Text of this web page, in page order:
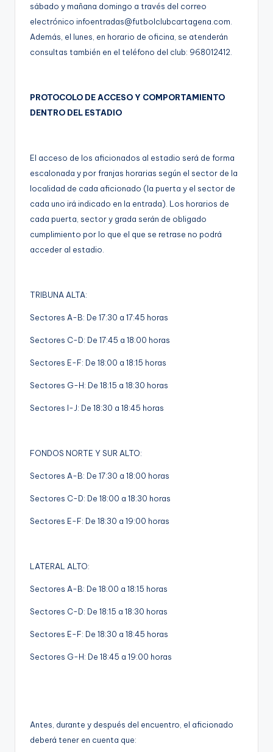
sábado y mañana domingo a través del correo
electrónico infoentradas@futbolclubcartagena.com
Además, el lunes, en horario de oficina, se atenderán
consultas también en el teléfono del club: 968012412.
PROTOCOLO DE ACCESO Y COMPORTAMIENTO
DENTRO DEL ESTADIO
El acceso de los aficionados al estadio será de forma
escalonada y por franjas horarias según el sector de la
localidad de cada aficionado (la puerta y el sector de
cada uno irá indicado en la entrada). Los horarios de
cada puerta, sector y grada serán de obligado
cumplimiento por lo que el que se retrase no podrá
acceder al estadio.
TRIBUNA ALTA:
Sectores A-B: De 17:30 a 17:45 horas
Sectores C-D: De 17:45 a 18:00 horas
Sectores E-F: De 18:00 a 18:15 horas
Sectores G-H: De 18:15 a 18:30 horas
Sectores I-J: De 18:30 a 18:45 horas
FONDOS NORTE Y SUR ALTO:
Sectores A-B: De 17:30 a 18:00 horas
Sectores C-D: De 18:00 a 18:30 horas
Sectores E-F: De 18:30 a 19:00 horas
LATERAL ALTO:
Sectores A-B: De 18:00 a 18:15 horas
Sectores C-D: De 18:15 a 18:30 horas
Sectores E-F: De 18:30 a 18:45 horas
Sectores G-H: De 18:45 a 19:00 horas
Antes, durante y después del encuentro, el aficionado
deberá tener en cuenta que: